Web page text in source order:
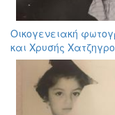
Οικογενειακή
και Χρυσής